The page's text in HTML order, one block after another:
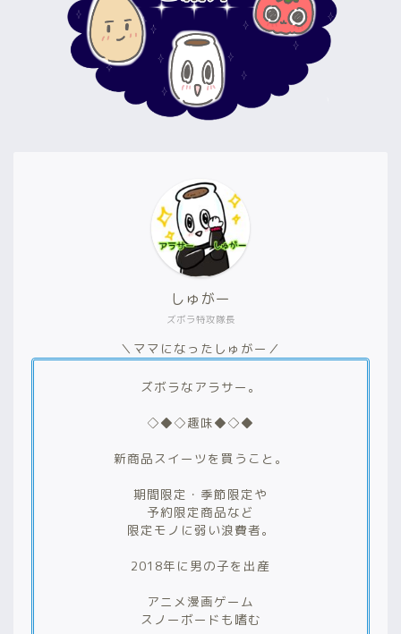
ズボラ特攻隊長
しゅがー
＼ママになったしゅがー／
ズボラなアラサー。
◇◆◇趣味◆◇◆
新商品スイーツを買うこと。
期間限定・季節限定や
予約限定商品など
限定モノに弱い浪費者。
2018年に男の子を出産
アニメ漫画ゲーム
スノーボードも嗜む